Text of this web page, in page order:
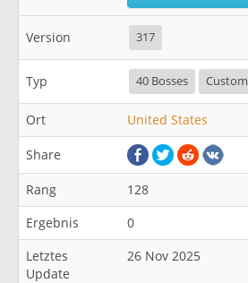
Version 317
Typ 40 Bosses Custom
Ort United States
Share
Rang
128
Ergebnis
0
Letztes
Update
26 Nov 2025